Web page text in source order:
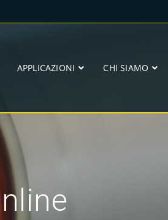
APPLICAZIONI CHI SIAMO